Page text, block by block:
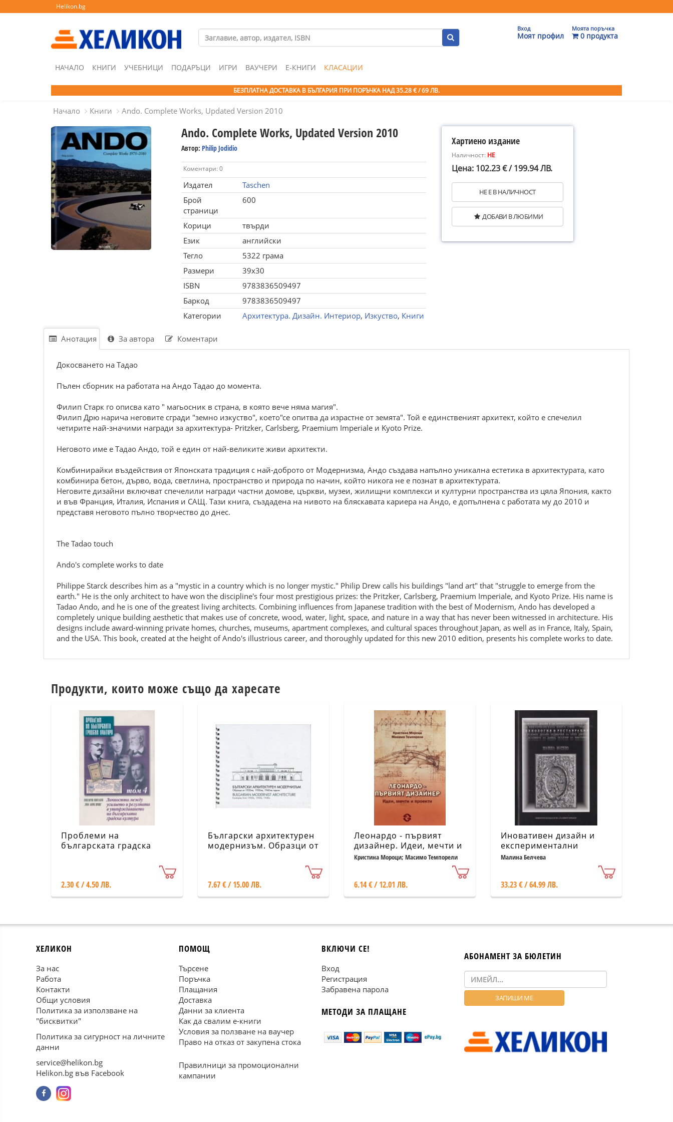
Helikon.bg
Вход
Моят профил
Моята поръчка
0 продукта
НАЧАЛО КНИГИ УЧЕБНИЦИ ПОДАРЪЦИ ИГРИ ВАУЧЕРИ Е-КНИГИ КЛАСАЦИИ
БЕЗПЛАТНА ДОСТАВКА В БЪЛГАРИЯ ПРИ ПОРЪЧКА НАД 35.28 € / 69 ЛВ.
Начало Книги Ando. Complete Works, Updated Version 2010
Ando. Complete Works, Updated Version 2010
Автор: Philip Jodidio
Коментари: 0
Издател
Taschen
Брой
страници
600
Корици
твърди
Език
английски
Тегло
5322 грама
Размери
39x30
ISBN
9783836509497
Баркод
9783836509497
Категории
Архитектура. Дизайн. Интериор, Изкуство, Книги
Хартиено издание
Наличност: НЕ
Цена: 102.23 € / 199.94 ЛВ.
НЕ Е В НАЛИЧНОСТ
ДОБАВИ В ЛЮБИМИ
Анотация За автора Коментари
Докосването на Тадао
Пълен сборник на работата на Андо Тадао до момента.
Филип Старк го описва като " магьосник в страна, в която вече няма магия".
Филип Дрю нарича неговите сгради "земно изкуство", което"се опитва да израстне от земята". Той е единственият архитект, който е спечелил
четирите най-значими награди за архитектура- Pritzker, Carlsberg, Praemium Imperiale и Kyoto Prize.
Неговото име е Тадао Андо, той е един от най-великите живи архитекти.
Комбинирайки въздействия от Японската традиция с най-доброто от Модернизма, Андо създава напълно уникална естетика в архитектурата, като
комбинира бетон, дърво, вода, светлина, пространство и природа по начин, който никога не е познат в архитектурата.
Неговите дизайни включват спечелили награди частни домове, църкви, музеи, жилищни комплекси и културни пространства из цяла Япония, както
и във Франция, Италия, Испания и САЩ. Тази книга, създадена на нивото на бляскавата кариера на Андо, е допълнена с работата му до 2010 и
представя неговото пълно творчество до днес.
The Tadao touch
Ando's complete works to date
Philippe Starck describes him as a "mystic in a country which is no longer mystic." Philip Drew calls his buildings "land art" that "struggle to emerge from the
earth." He is the only architect to have won the discipline's four most prestigious prizes: the Pritzker, Carlsberg, Praemium Imperiale, and Kyoto Prize. His name is
Tadao Ando, and he is one of the greatest living architects. Combining influences from Japanese tradition with the best of Modernism, Ando has developed a
completely unique building aesthetic that makes use of concrete, wood, water, light, space, and nature in a way that has never been witnessed in architecture. His
designs include award-winning private homes, churches, museums, apartment complexes, and cultural spaces throughout Japan, as well as in France, Italy, Spain,
and the USA. This book, created at the height of Ando's illustrious career, and thoroughly updated for this new 2010 edition, presents his complete works to date.
Продукти, които може също да харесате
Проблеми на
българската градска
утвърждаването на
българската градска
2.30 € / 4.50 ЛВ.
Български архитектурен
модернизъм. Образци от
7.67 € / 15.00 ЛВ.
Леонардо - първият
дизайнер. Идеи, мечти и
проекти
Кристина Мороци; Масимо Темпорели
6.14 € / 12.01 ЛВ.
Иновативен дизайн и
експериментални
структури във
(1800-1900) - технология
и реставрация на
релефен дизайн
Малина Белчева
33.23 € / 64.99 ЛВ.
ХЕЛИКОН
За нас
Работа
Контакти
Общи условия
Политика за използване на
"бисквитки"
Политика за сигурност на личните
данни
service@helikon.bg
Helikon.bg във Facebook
ПОМОЩ
Търсене
Поръчка
Плащания
Доставка
Данни за клиента
Как да свалим е-книги
Условия за ползване на ваучер
Право на отказ от закупена стока
Правилници за промоционални
кампании
ВКЛЮЧИ СЕ!
Вход
Регистрация
Забравена парола
МЕТОДИ ЗА ПЛАЩАНЕ
АБОНАМЕНТ ЗА БЮЛЕТИН